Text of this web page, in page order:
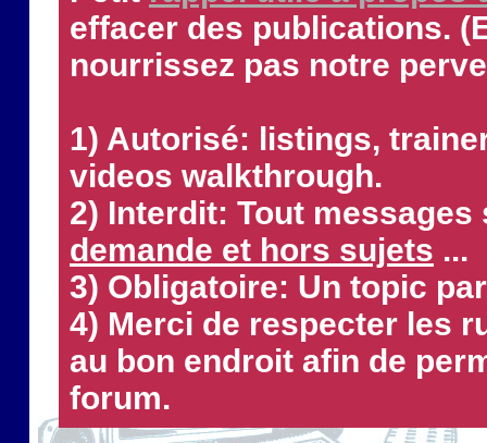
effacer des publications.
nourrissez pas notre
1) Autorisé: listings,
videos walkthrough.
2) Interdit: Tout
demande et hors sujets ...
3) Obligatoire: Un topic
4) Merci de respecter les
au bon endroit afin de
forum.